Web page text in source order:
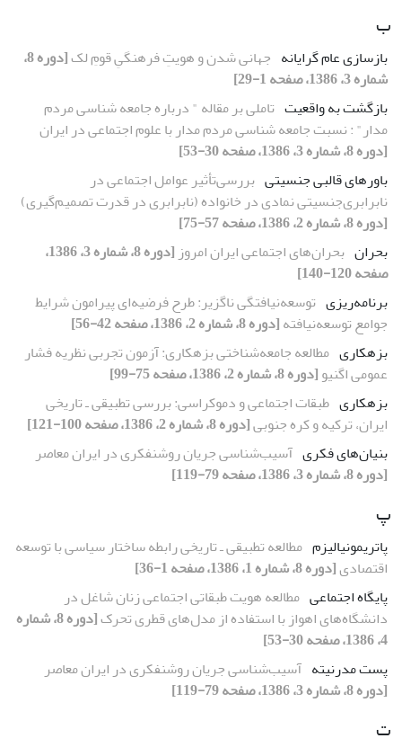
ب
بازسازی عام گرایانه جهانی شدن و هویتِ فرهنگیِ قومِ لک
[دوره 8،
شماره 3، 1386، صفحه 1-29]
بازگشت به واقعیت تاملی بر مقاله " درباره جامعه شناسی مردم
مدار" : نسبت جامعه شناسی مردم مدار با علوم اجتماعی در ایران
[دوره 8، شماره 3، 1386، صفحه 30-53]
باورهای قالبی جنسیتی بررسی‌تأثیر عوامل اجتماعی در
نابرابری‌جنسیتی نمادی در خانواده (نابرابری در قدرت تصمیم‌گیری)
[دوره 8، شماره 2، 1386، صفحه 57-75]
بحران بحران‌های اجتماعی ایران امروز
[دوره 8، شماره 3، 1386،
صفحه 120-140]
برنامه‌ریزی توسعه‌نیافتگی ناگزیر: طرح فرضیه‌ای پیرامون شرایط
جوامع توسعه‌نیافته[دوره 8، شماره 2، 1386، صفحه 42-56]
بزهکاری مطالعه جامعه‌شناختی بزهکاری: آزمون تجربی نظریه فشار
عمومی اگنیو[دوره 8، شماره 2، 1386، صفحه 75-99]
بزهکاری طبقات اجتماعی و دموکراسی: بررسی تطبیقی ـ تاریخی
ایران، ترکیه و کره جنوبی[دوره 8، شماره 2، 1386، صفحه 100-121]
بنیان‌های فکری آسیب‌شناسی جریان روشنفکری در ایران معاصر
[دوره 8، شماره 3، 1386، صفحه 79-119]
پ
پاتریمونیالیزم مطالعه تطبیقی ـ تاریخی رابطه ساختار سیاسی با توسعه
اقتصادی[دوره 8، شماره 1، 1386، صفحه 1-36]
پایگاه اجتماعی مطالعه هویت طبقاتی اجتماعی زنان شاغل در
دانشگاه‌های اهواز با استفاده از مدل‌های قطری تحرک
[دوره 8، شماره
4، 1386، صفحه 30-53]
پست مدرنیته آسیب‌شناسی جریان روشنفکری در ایران معاصر
[دوره 8، شماره 3، 1386، صفحه 79-119]
ت